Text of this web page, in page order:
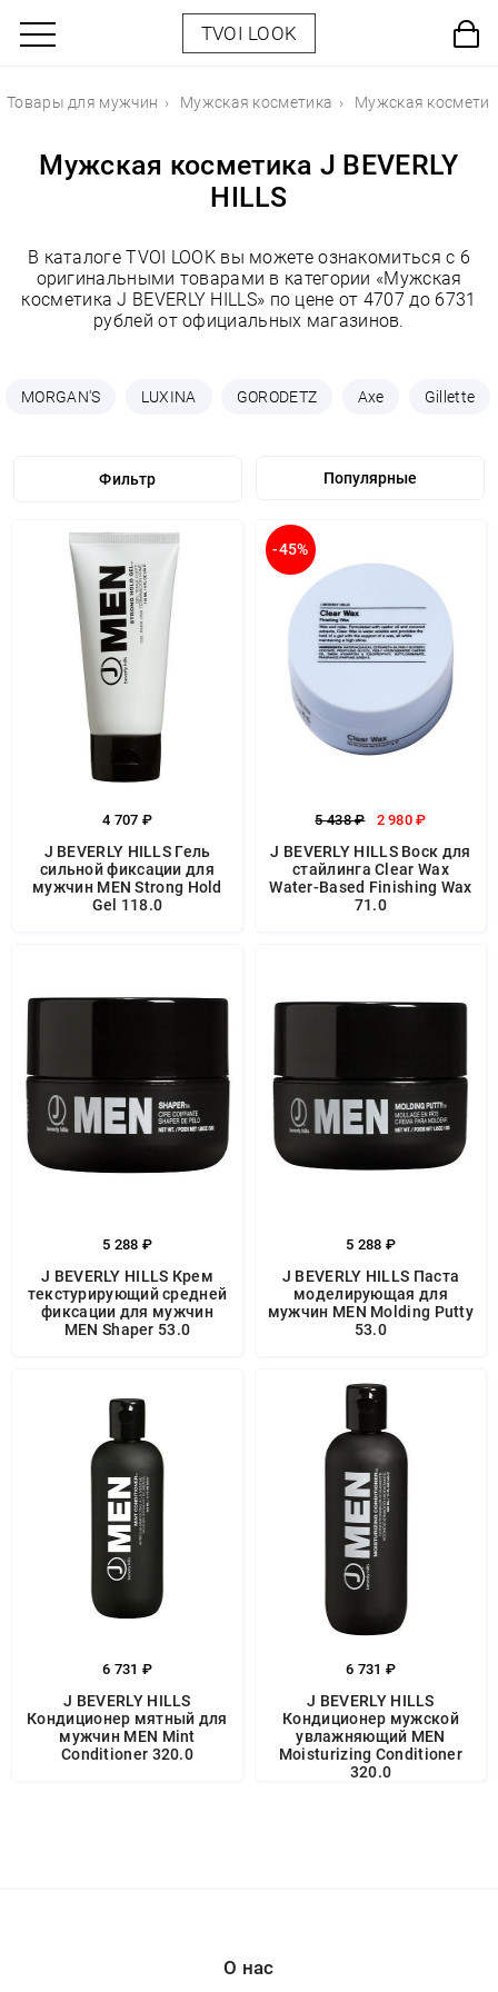
TVOI LOOK
Товары для мужчин Мужская косметика Мужская
Мужская косметика J BEVERLY
HILLS
В каталоге TVOI LOOK вы можете ознакомиться с 6
оригинальными товарами в категории «Мужская
косметика J BEVERLY HILLS» по цене от 4707 до 6731
рублей от официальных магазинов.
MORGAN'S LUXINA GORODETZ Axe Gillette
Фильтр
4 707 ₽
J BEVERLY HILLS Гель
сильной фиксации для
мужчин MEN Strong Hold
Gel 118.0
-45%
5 438 ₽ 2 980 ₽
J BEVERLY HILLS Воск для
стайлинга Clear Wax
Water-Based Finishing Wax
71.0
5 288 ₽
J BEVERLY HILLS Крем
текстурирующий средней
фиксации для мужчин
MEN Shaper 53.0
5 288 ₽
J BEVERLY HILLS Паста
моделирующая для
мужчин MEN Molding Putty
53.0
6 731 ₽
J BEVERLY HILLS
Кондиционер мятный для
мужчин MEN Mint
Conditioner 320.0
6 731 ₽
J BEVERLY HILLS
Кондиционер мужской
увлажняющий MEN
Moisturizing Conditioner
320.0
О нас